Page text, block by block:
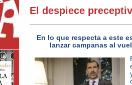
El despiece
En lo que respecta a este
lanzar campanas al